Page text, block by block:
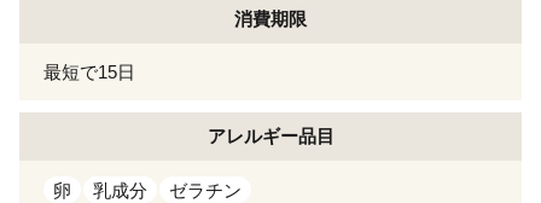
消費期限
最短で15日
アレルギー品目
卵 乳成分 ゼラチン